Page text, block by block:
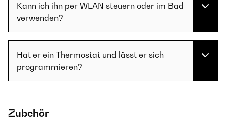
Kann ich ihn per WLAN steuern oder im Bad
verwenden?
Hat er ein Thermostat und lässt er sich
programmieren?
Zubehör